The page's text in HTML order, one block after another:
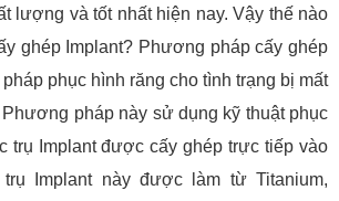
lượng và tốt nhất hiện nay. Vậy thế nào
ghép Implant? Phương pháp cấy ghép
phục hình răng cho tình trạng bị mất
pháp này sử dụng kỹ thuật phục
trụ Implant được cấy ghép trực tiếp vào
Implant này được làm từ Titanium,